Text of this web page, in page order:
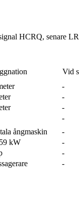
HCRQ, senare
Vid
-
-
-
-
ångmaskin
-
kW
-
-
-